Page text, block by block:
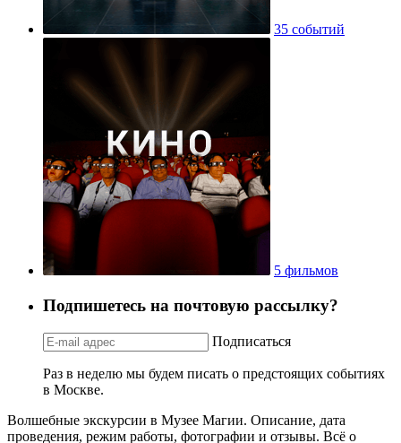
35 событий
5 фильмов
Подпишетесь на почтовую рассылку?
Подписаться
Раз в неделю мы будем писать о предстоящих событиях
в Москве.
Волшебные экскурсии в Музее Магии. Описание, дата
проведения, режим работы, фотографии и отзывы. Всё о